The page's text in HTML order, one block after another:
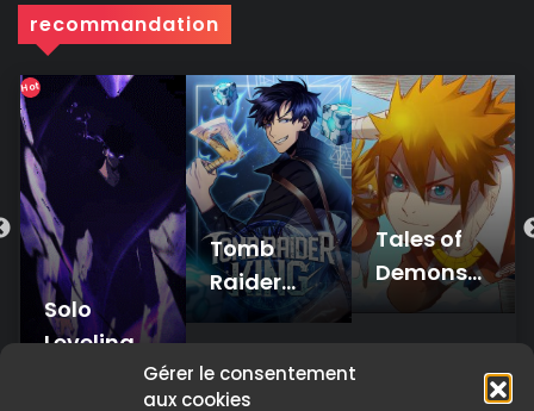
Gérer le consentement
aux cookies
recommandation
Hot
Solo
Leveling
Tomb
Raider
King
Tales of
Demons
and Gods